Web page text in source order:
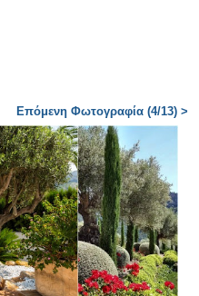
Επόμενη Φωτογραφία (4/13) >